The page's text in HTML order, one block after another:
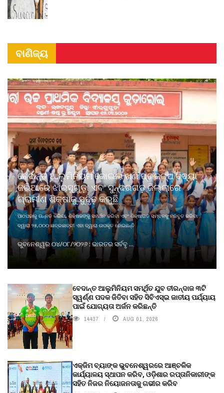
ବାଣିଜ୍ୟ
ବେଦାନ୍ତ ଆଲୁମିନିୟମ କୋଇଲା ଖଣି ପ୍ରକଳ୍ପ ବିଦ୍ୟା
ଜରିଆରେ ଝାରସୁଗୁଡ଼ା ଏବଂ ସୁନ୍ଦରଗଡ଼ ଜିଲ୍ଲାରେ
ଗ୍ରାମୀଣ ଶିକ୍ଷାକୁ ସୁଦୃଢ଼ କରୁଛି
ପାଠପଢାକୁ ଉନ୍ନତ କରିବା, ଶିକ୍ଷକଙ୍କୁ ସମର୍ଥନ କରିବା ଏବଂ ଶିକ୍ଷାଗତ ସମ୍ବଳକୁ ମଜବୁତ କରିବା
ଦ୍ୱାରା ୨୫,୦୦୦ ଛାତ୍ରଛାତ୍ରୀ ଏହା ଦ୍ୱାରା ଉପକୃତ ହୋଇଛନ୍ତି
ଭୁବନେଶ୍ୱର ୦୪/୦୮/୨୦୨୬ : ଭାରତର ସର୍ବବୃ ...
ବେଦାନ୍ତ ଆଲୁମିନିୟମ ସମର୍ଥିତ ଯୁବ ତୀରନ୍ଦାଜ ୩ଟି
ସ୍ୱର୍ଣ୍ଣ ପଦକ ଜିତିବା ସହିତ ସିବିଏସ୍ଇ ଜାତୀୟ ପର୍ଯ୍ୟାୟ
ପାଇଁ ଯୋଗ୍ୟତା ଅର୍ଜନ କରିଛନ୍ତି
14437 AUG 01, 2026
ଏକ୍ଜିମ ବ୍ୟାଙ୍କ ଭୁବନେଶ୍ୱରରେ ଆଞ୍ଚଳିକ
କାର୍ଯ୍ୟାଳୟ ସ୍ଥାପନ କରିବ, ଓଡ଼ିଶାର ରପ୍ତାନିକାରୀଙ୍କ
ସହିତ ନିଜର ନିୟୋଜନତାକୁ ଗଭୀର କରିବ